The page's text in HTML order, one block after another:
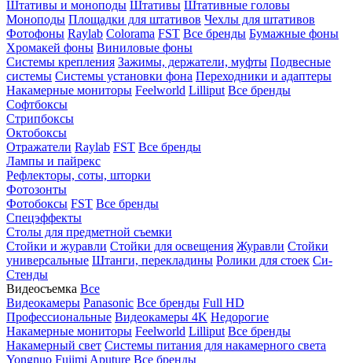
Штативы и моноподы Штативы Штативные головы
Моноподы Площадки для штативов Чехлы для штативов
Фотофоны Raylab Colorama FST Все бренды Бумажные фоны
Хромакей фоны Виниловые фоны
Системы крепления Зажимы, держатели, муфты Подвесные
системы Системы установки фона Переходники и адаптеры
Накамерные мониторы Feelworld Lilliput Все бренды
Софтбоксы
Стрипбоксы
Октобоксы
Отражатели Raylab FST Все бренды
Лампы и пайрекс
Рефлекторы, соты, шторки
Фотозонты
Фотобоксы FST Все бренды
Спецэффекты
Столы для предметной съемки
Стойки и журавли Стойки для освещения Журавли Стойки
универсальные Штанги, перекладины Ролики для стоек Си-
Стенды
Видеосъемка Все
Видеокамеры Panasonic Все бренды Full HD
Профессиональные Видеокамеры 4K Недорогие
Накамерные мониторы Feelworld Lilliput Все бренды
Накамерный свет Системы питания для накамерного света
Yongnuo Fujimi Aputure Все бренды